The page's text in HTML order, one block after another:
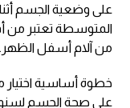
على وضعية الجسم
المتوسطة تعتبر من
من آلام أسفل الظهر.
خطوة أساسية اختيار
على صحة الجسم